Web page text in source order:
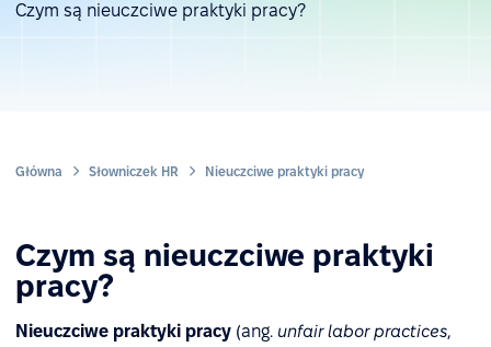
Czym są nieuczciwe praktyki pracy?
Główna Słowniczek HR Nieuczciwe praktyki pracy
Czym są nieuczciwe praktyki
pracy?
Nieuczciwe praktyki pracy (ang. unfair labor practices,